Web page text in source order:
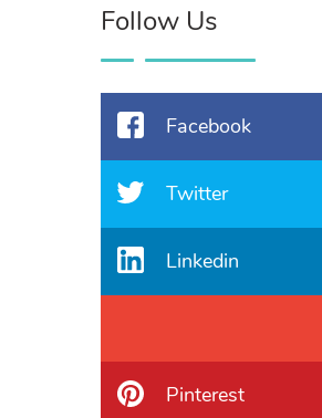
Follow Us
Facebook
Twitter
Linkedin
Pinterest